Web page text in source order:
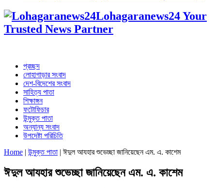
Lohagaranews24 Your
Trusted News Partner
প্রচ্ছদ
লোহাগাড়ার সংবাদ
দেশ-বিদেশের সংবাদ
সাহিত্য পাতা
শিক্ষাঙ্গন
ফটোফিচার
উন্মুক্ত পাতা
অন্যান্য সংবাদ
উপদেষ্টা পরিচিতি
Home | উন্মুক্ত পাতা | ঈদুল আযহার শুভেচ্ছা জানিয়েছেন এম. এ. কাশেম
ঈদুল আযহার শুভেচ্ছা জানিয়েছেন এম. এ. কাশেম